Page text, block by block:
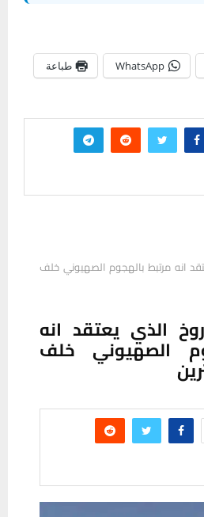
WhatsApp طباعة
انه مرتبط بالهجوم الصهيوني خلف
الذي يعتقد انه
الصهيوني خلف